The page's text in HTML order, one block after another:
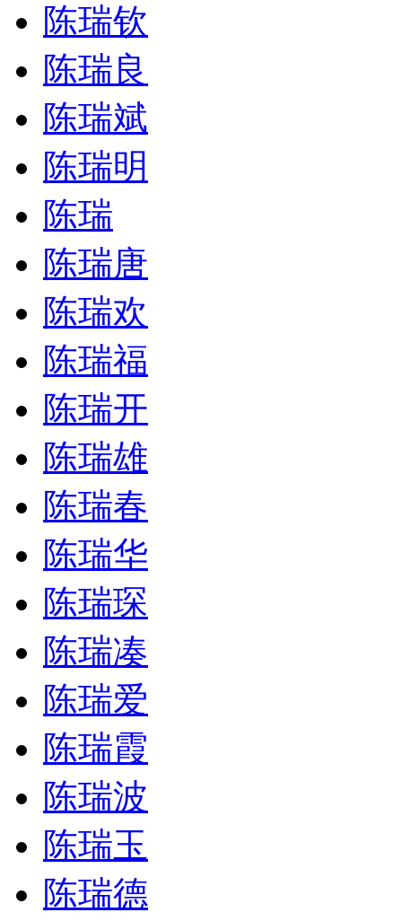
陈瑞钦
陈瑞良
陈瑞斌
陈瑞明
陈瑞
陈瑞唐
陈瑞欢
陈瑞福
陈瑞开
陈瑞雄
陈瑞春
陈瑞华
陈瑞琛
陈瑞凑
陈瑞爱
陈瑞霞
陈瑞波
陈瑞玉
陈瑞德